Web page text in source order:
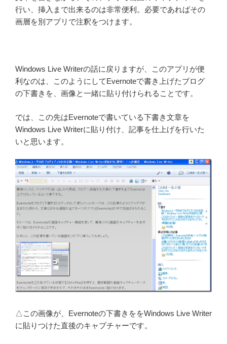
行い、挿入まで出来るのは非常便利。必要であればその
画層を別アプリで注釈をつけます。
Windows Live Writerの話に戻りますが、このアプリが便
利なのは、このようにしてEvernoteで書き上げたブログ
の下書きを、画像と一緒に貼り付けられることです。
では、この先はEvernoteで書いている下書き文章を
Windows Live Writerに貼り付け、記事を仕上げを行いた
いと思います。
△この画像が、Evernoteの下書きををWindows Live Writer
に貼りつけた直後のキャプチャーです。